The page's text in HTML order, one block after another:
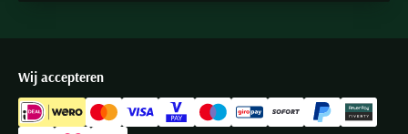
Wij accepteren